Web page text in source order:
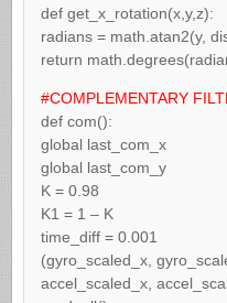
def get_x_rotation(x,y,z):
radians = math.atan2(y,
return
#COMPLEMENTARY
def com():
global last_com_x
global last_com_y
K = 0.98
K1 = 1 – K
time_diff = 0.001
(gyro_scaled_x,
accel_scaled_x,